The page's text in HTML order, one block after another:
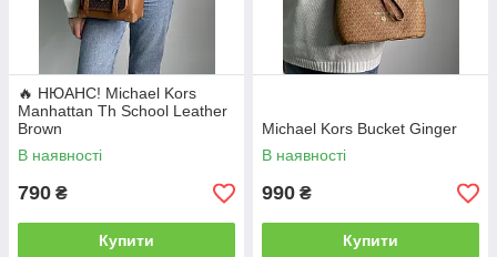
🔥 НЮАНС! Michael Kors
Manhattan Th School Leather
Brown
В наявності
790 ₴
Купити
Michael Kors Bucket Ginger
В наявності
990 ₴
Купити